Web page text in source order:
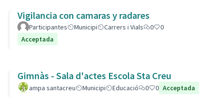
Vigilancia con camaras y radares
Participantes Municipi Carrers i Vials 0
0
Acceptada
Gimnàs - Sala d'actes Escola Sta Creu
ampa santacreu Municipi Educació 0 0 Acceptada